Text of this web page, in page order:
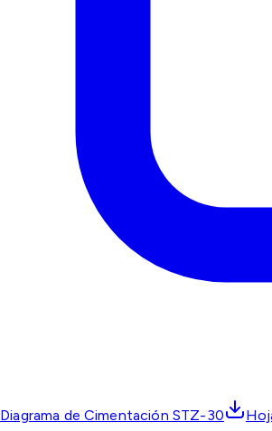
Diagrama de Cimentación STZ-30